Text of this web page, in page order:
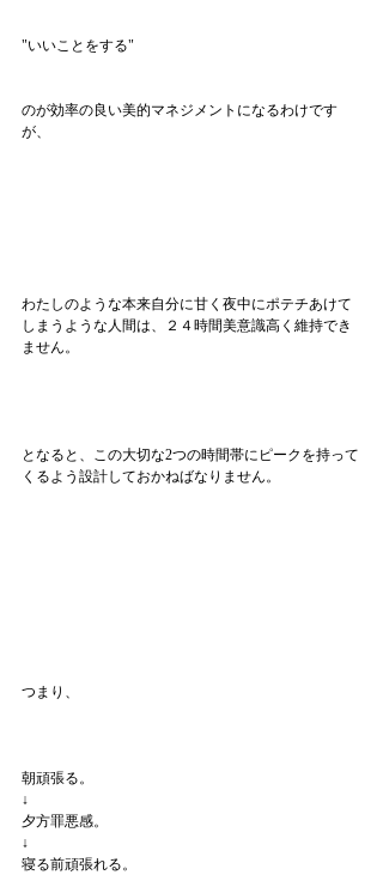
"いいことをする"
のが効率の良い美的マネジメントになるわけです
が、
わたしのような本来自分に甘く夜中にポテチあけて
しまうような人間は、２４時間美意識高く維持でき
ません。
となると、この大切な2つの時間帯にピークを持って
くるよう設計しておかねばなりません。
つまり、
朝頑張る。
↓
夕方罪悪感。
↓
寝る前頑張れる。